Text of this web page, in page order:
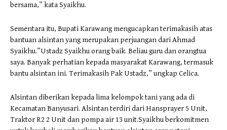
bersama,” kata Syaikhu.
Sementara itu, Bupati Karawang mengucapkan terimakasih atas
bantuan alsintan yang merupakan perjuangan dari Ahmad
Syaikhu.”Ustadz Syaikhu orang baik. Beliau guru dan orangtua
saya. Banyak perhatian kepada masyarakat Karawang, termasuk
bantu alsintan ini. Terimakasih Pak Ustadz,” ungkap Celica.
Alsintan diberikan kepada lima kelompok tani yang ada di
Kecamatan Banyusari. Alsintan terdiri dari Hansprayer 5 Unit,
Traktor R2 2 Unit dan pompa air 13 unit.Syaikhu berkomitmen